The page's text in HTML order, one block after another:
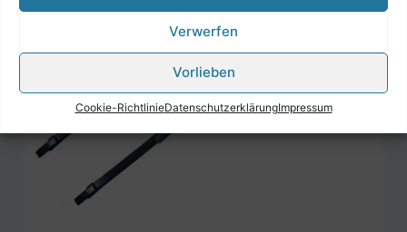
Verwerfen
Vorlieben
Cookie-RichtlinieDatenschutzerklärungImpressum